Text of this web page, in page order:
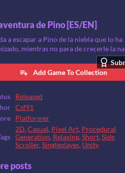
de Pino [ES/EN]
a escapar a Pino de la niebla que lo ha
mientras no para de crecerle la
Add Game To Collection
Released
Csf91
Platformer
2D, Casual, Pixel Art, Procedural
Generation, Relaxing, Short, Side
Scroller, Singleplayer, Unity
posts